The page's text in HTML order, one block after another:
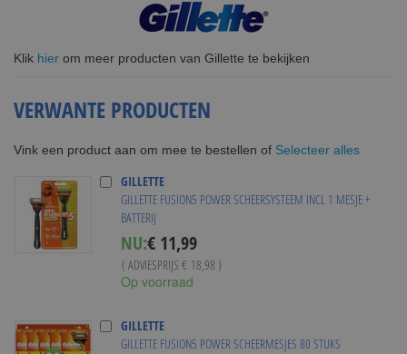
Klik hier om meer producten van Gillette te bekijken
VERWANTE PRODUCTEN
Vink een product aan om mee te bestellen of Selecteer alles
GILLETTE
GILLETTE FUSION5 POWER SCHEERSYSTEEM INCL 1 MESJE +
BATTERIJ
NU:Special
Price
€ 11,99
( ADVIESPRIJS € 18,98 )
Op voorraad
GILLETTE
GILLETTE FUSION5 POWER SCHEERMESJES 80 STUKS